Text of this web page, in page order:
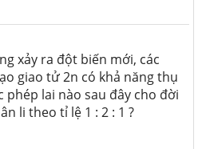
xảy ra đột biến mới, các
giao tử 2n có khả năng thụ
phép lai nào sau đây cho đời
li theo tỉ lệ 1 : 2 : 1 ?